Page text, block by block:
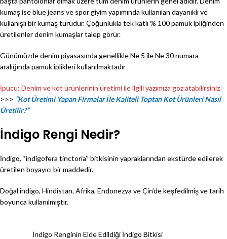
kumaş ise blue jeans ve spor giyim yapımında kullanılan dayanıklı ve
kullanışlı bir kumaş türüdür. Çoğunlukla tek katlı % 100 pamuk ipliğinden
üretilenler denim kumaşlar talep görür.
Günümüzde denim piyasasında genellikle Ne 5 ile Ne 30 numara
aralığında pamuk iplikleri kullanılmaktadır
İpucu: Denim ve kot ürünlerinin üretimi ile ilgili yazımıza göz atabilirsiniz
>>> “Kot Üretimi Yapan Firmalar İle Kaliteli Toptan Kot Ürünleri Nasıl
Üretilir?”
İndigo Rengi Nedir?
İndigo, ‘‘indigofera tinctoria’’ bitkisinin yapraklarından ekstürde edilerek
üretilen boyayıcı bir maddedir.
Doğal indigo, Hindistan, Afrika, Endonezya ve Çin’de keşfedilmiş ve tarih
boyunca kullanılmıştır.
İndigo Renginin Elde Edildiği İndigo Bitkisi